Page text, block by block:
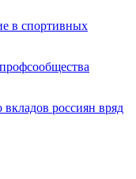
в спортивных
россиян вряд